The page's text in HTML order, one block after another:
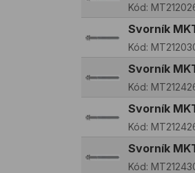
Kód:
Svorník
Kód:
Svorník
Kód:
Svorník
Kód:
Svorník
Kód: